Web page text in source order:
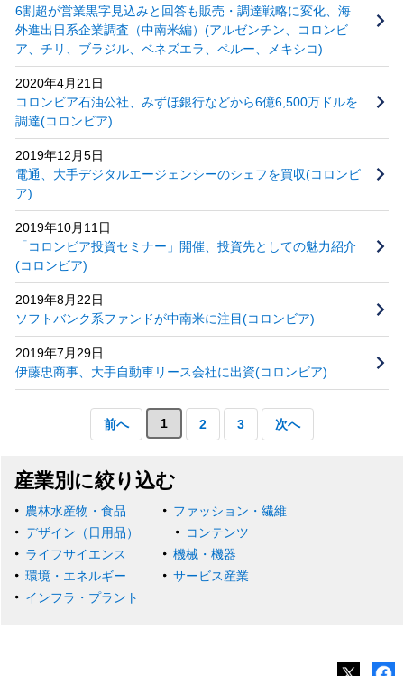
6割超が営業黒字見込みと回答も販売・調達戦略に変化、海
外進出日系企業調査（中南米編）(アルゼンチン、コロンビ
ア、チリ、ブラジル、ベネズエラ、ペルー、メキシコ)
2020年4月21日
コロンビア石油公社、みずほ銀行などから6億6,500万ドルを
調達(コロンビア)
2019年12月5日
電通、大手デジタルエージェンシーのシェフを買収(コロンビ
ア)
2019年10月11日
「コロンビア投資セミナー」開催、投資先としての魅力紹介
(コロンビア)
2019年8月22日
ソフトバンク系ファンドが中南米に注目(コロンビア)
2019年7月29日
伊藤忠商事、大手自動車リース会社に出資(コロンビア)
前へ 1 2 3 次へ
産業別に絞り込む
農林水産物・食品
ファッション・繊維
デザイン（日用品）
コンテンツ
ライフサイエンス
機械・機器
環境・エネルギー
サービス産業
インフラ・プラント